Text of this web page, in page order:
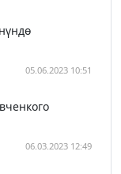
05.06.2023 10:51
06.03.2023 12:49